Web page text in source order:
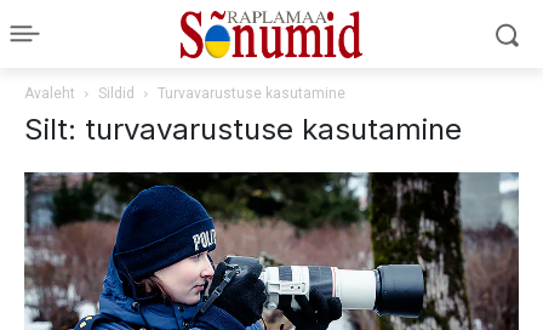
Avaleht Sildid Turvavarustuse kasutamine
Silt: turvavarustuse kasutamine